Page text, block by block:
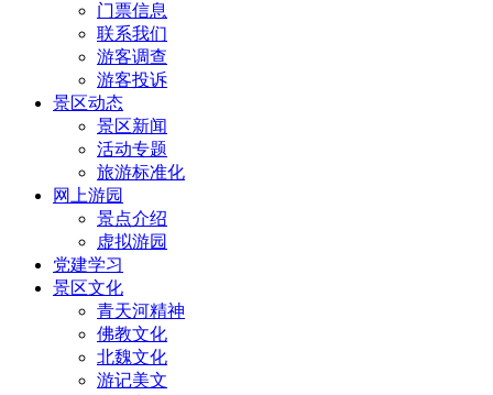
门票信息
联系我们
游客调查
游客投诉
景区动态
景区新闻
活动专题
旅游标准化
网上游园
景点介绍
虚拟游园
党建学习
景区文化
青天河精神
佛教文化
北魏文化
游记美文